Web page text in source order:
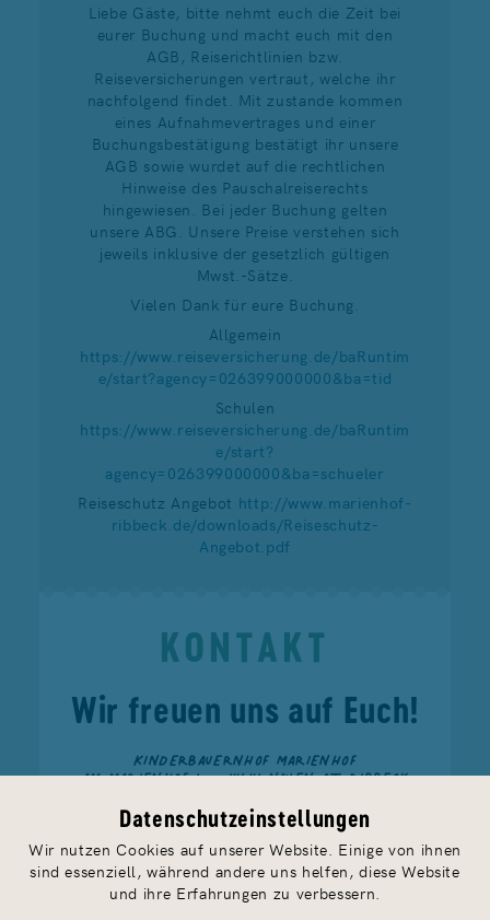
Liebe Gäste, bitte nehmt euch die Zeit bei
eurer Buchung und macht euch mit den
AGB, Reiserichtlinien bzw.
Reiseversicherungen vertraut, welche ihr
nachfolgend findet. Mit zustande kommen
eines Aufnahmevertrages und einer
Buchungsbestätigung bestätigt ihr unsere
AGB sowie wurdet auf die rechtlichen
Hinweise des Pauschalreiserechts
hingewiesen. Bei jeder Buchung gelten
unsere ABG. Unsere Preise verstehen sich
jeweils inklusive der gesetzlich gültigen
Mwst.-Sätze.
Vielen Dank für eure Buchung.
Allgemein
https://www.reiseversicherung.de/baRuntim
e/start?agency=026399000000&ba=tid
Schulen
https://www.reiseversicherung.de/baRuntim
e/start?
agency=026399000000&ba=schueler
Reiseschutz Angebot http://www.marienhof-
ribbeck.de/downloads/Reiseschutz-
Angebot.pdf
KONTAKT
Wir freuen uns auf Euch!
KINDERBAUERNHOF MARIENHOF
AM MARIENHOF 1 — 14641 NAUEN OT RIBBECK
FERIEN@MARIENHOF-RIBBECK.DE
Datenschutzeinstellungen
Wir nutzen Cookies auf unserer Website. Einige von ihnen
sind essenziell, während andere uns helfen, diese Website
und ihre Erfahrungen zu verbessern.